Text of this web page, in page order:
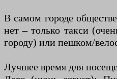
В самом городе
нет – только такси
городу) или пешком/
Лучшее время для